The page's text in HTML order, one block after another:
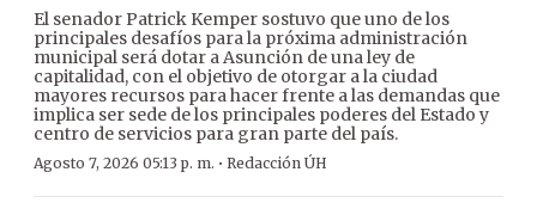
El senador Patrick Kemper sostuvo que uno de los
principales desafíos para la próxima administración
municipal será dotar a Asunción de una ley de
capitalidad, con el objetivo de otorgar a la ciudad
mayores recursos para hacer frente a las demandas que
implica ser sede de los principales poderes del Estado y
centro de servicios para gran parte del país.
Agosto 7, 2026 05:13 p. m. · Redacción ÚH